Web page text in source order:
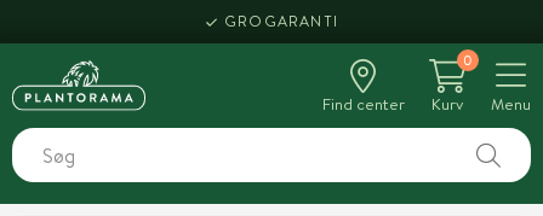
GROGARANTI
Find center
0
Kurv
Menu